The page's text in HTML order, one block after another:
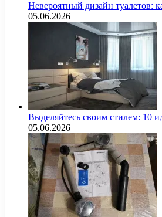
Невероятный дизайн туалетов:
05.06.2026
Выделяйтесь своим стилем: 10
05.06.2026